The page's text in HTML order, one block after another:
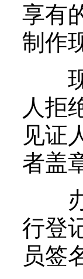
享有
制作
现
人拒
见证
者盖
办
行登
员签